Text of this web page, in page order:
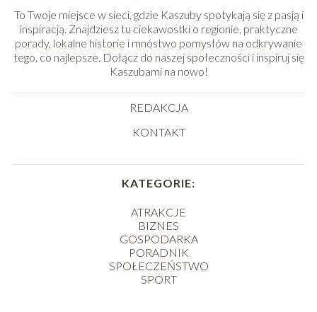
To Twoje miejsce w sieci, gdzie Kaszuby spotykają się z pasją i
inspiracją. Znajdziesz tu ciekawostki o regionie, praktyczne
porady, lokalne historie i mnóstwo pomysłów na odkrywanie
tego, co najlepsze. Dołącz do naszej społeczności i inspiruj się
Kaszubami na nowo!
REDAKCJA
KONTAKT
KATEGORIE:
ATRAKCJE
BIZNES
GOSPODARKA
PORADNIK
SPOŁECZEŃSTWO
SPORT